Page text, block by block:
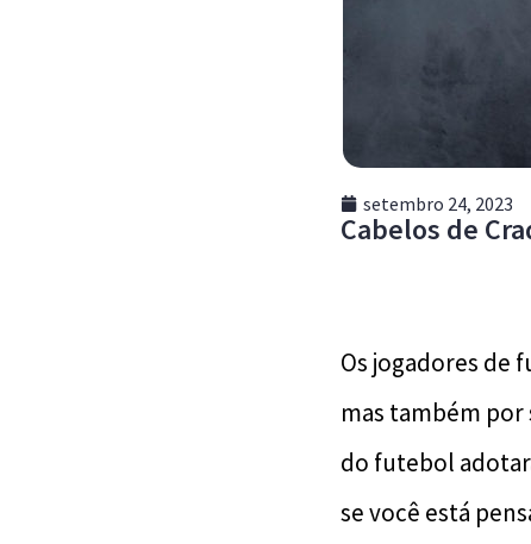
setembro 24, 2023
Cabelos de
Os jogadores de
mas também por
do futebol
se você está